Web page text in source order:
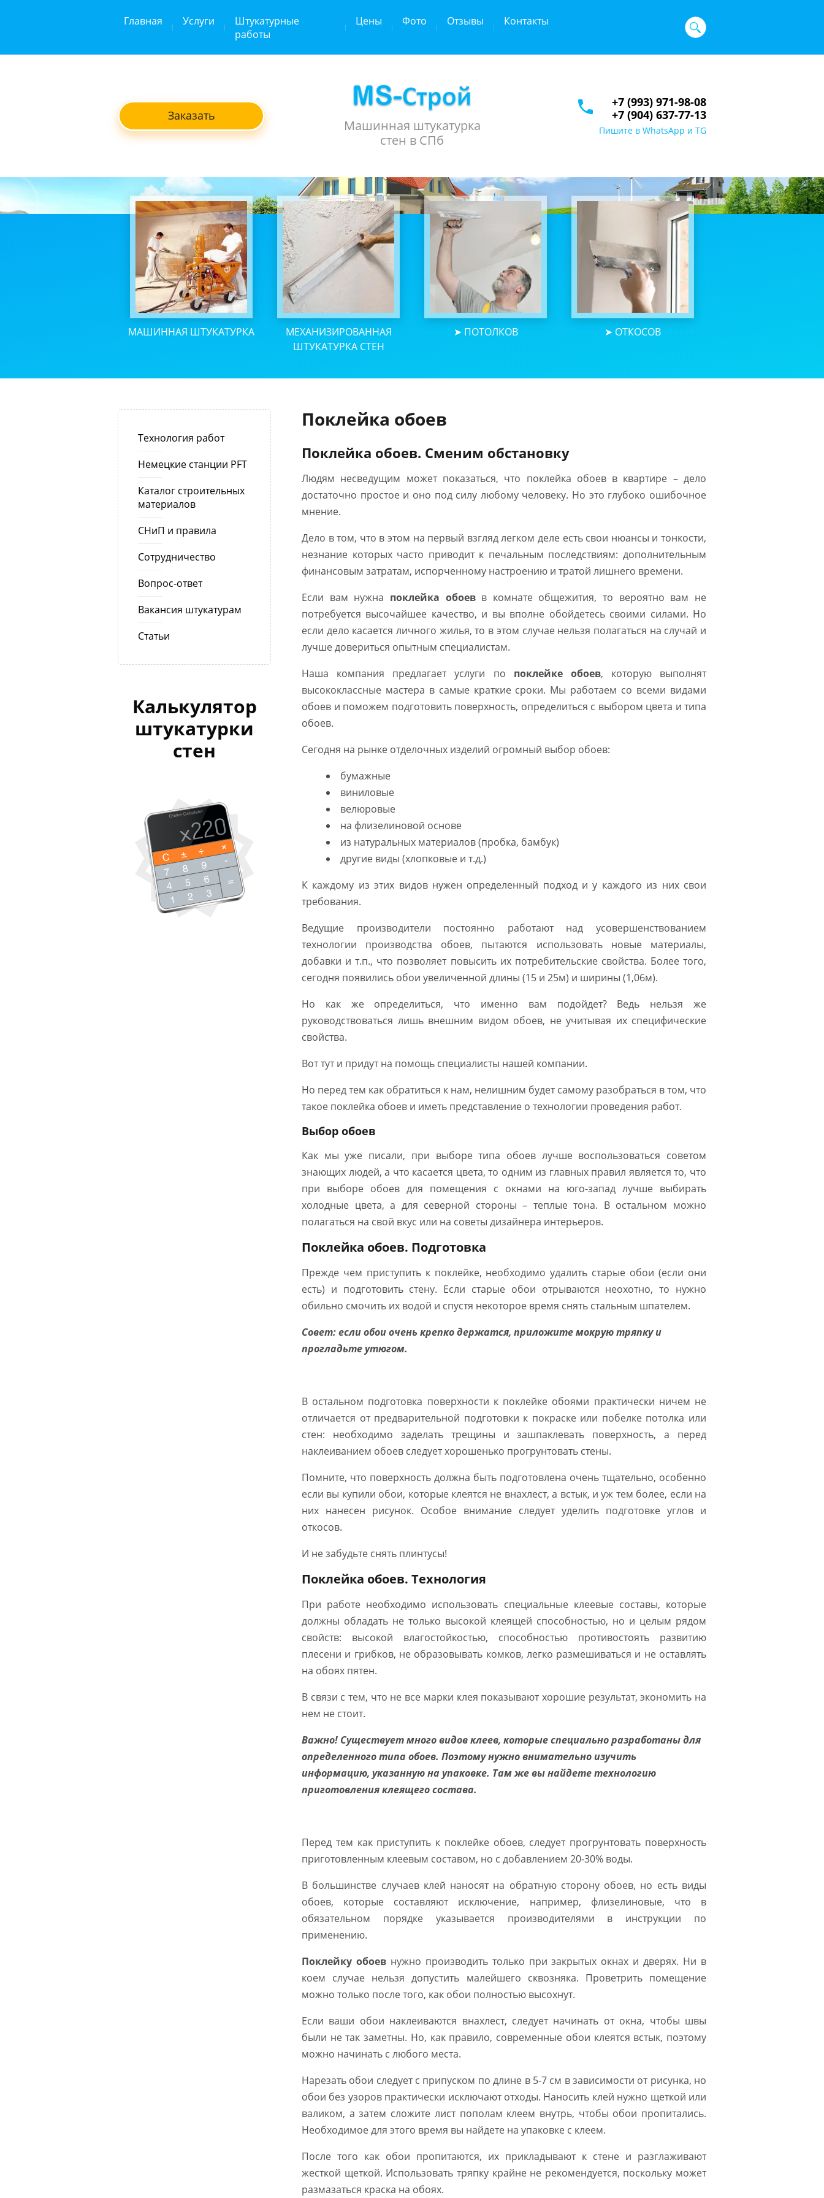
Главная Услуги
Штукатурные
работы
Цены Фото Отзывы Контакты
Машинная штукатурка
стен в СПб
Заказать
+7 (993) 971-98-08
+7 (904) 637-77-13
Пишите в WhatsApp и TG
МАШИННАЯ ШТУКАТУРКА
МЕХАНИЗИРОВАННАЯ
ШТУКАТУРКА СТЕН
➤ ПОТОЛКОВ ➤ ОТКОСОВ
Технология работ
Немецкие станции PFT
Каталог строительных
материалов
СНиП и правила
Сотрудничество
Вопрос-ответ
Вакансия штукатурам
Статьи
Калькулятор
штукатурки
стен
Поклейка обоев
Поклейка обоев. Сменим обстановку
Людям несведущим может показаться, что поклейка обоев в квартире – дело
достаточно простое и оно под силу любому человеку. Но это глубоко ошибочное
мнение.
Дело в том, что в этом на первый взгляд легком деле есть свои нюансы и тонкости,
незнание которых часто приводит к печальным последствиям: дополнительным
финансовым затратам, испорченному настроению и тратой лишнего времени.
Если вам нужна поклейка обоевв комнате общежития, то вероятно вам не
потребуется высочайшее качество, и вы вполне обойдетесь своими силами. Но
если дело касается личного жилья, то в этом случае нельзя полагаться на случай и
лучше довериться опытным специалистам.
Наша компания предлагает услуги по поклейке обоев, которую выполнят
высококлассные мастера в самые краткие сроки. Мы работаем со всеми видами
обоев и поможем подготовить поверхность, определиться с выбором цвета и типа
обоев.
Сегодня на рынке отделочных изделий огромный выбор обоев:
бумажные
виниловые
велюровые
на флизелиновой основе
из натуральных материалов (пробка, бамбук)
другие виды (хлопковые и т.д.)
К каждому из этих видов нужен определенный подход и у каждого из них свои
требования.
Ведущие производители постоянно работают над усовершенствованием
технологии производства обоев, пытаются использовать новые материалы,
добавки и т.п., что позволяет повысить их потребительские свойства. Более того,
сегодня появились обои увеличенной длины (15 и 25м) и ширины (1,06м).
Но как же определиться, что именно вам подойдет? Ведь нельзя же
руководствоваться лишь внешним видом обоев, не учитывая их специфические
свойства.
Вот тут и придут на помощь специалисты нашей компании.
Но перед тем как обратиться к нам, нелишним будет самому разобраться в том, что
такое поклейка обоев и иметь представление о технологии проведения работ.
Выбор обоев
Как мы уже писали, при выборе типа обоев лучше воспользоваться советом
знающих людей, а что касается цвета, то одним из главных правил является то, что
при выборе обоев для помещения с окнами на юго-запад лучше выбирать
холодные цвета, а для северной стороны – теплые тона. В остальном можно
полагаться на свой вкус или на советы дизайнера интерьеров.
Поклейка обоев. Подготовка
Прежде чем приступить к поклейке, необходимо удалить старые обои (если они
есть) и подготовить стену. Если старые обои отрываются неохотно, то нужно
обильно смочить их водой и спустя некоторое время снять стальным шпателем.
Совет: если обои очень крепко держатся, приложите мокрую тряпку и
прогладьте утюгом.
В остальном подготовка поверхности к поклейке обоями практически ничем не
отличается от предварительной подготовки к покраске или побелке потолка или
стен: необходимо заделать трещины и зашпаклевать поверхность, а перед
наклеиванием обоев следует хорошенько прогрунтовать стены.
Помните, что поверхность должна быть подготовлена очень тщательно, особенно
если вы купили обои, которые клеятся не внахлест, а встык, и уж тем более, если на
них нанесен рисунок. Особое внимание следует уделить подготовке углов и
откосов.
И не забудьте снять плинтусы!
Поклейка обоев. Технология
При работе необходимо использовать специальные клеевые составы, которые
должны обладать не только высокой клеящей способностью, но и целым рядом
свойств: высокой влагостойкостью, способностью противостоять развитию
плесени и грибков, не образовывать комков, легко размешиваться и не оставлять
на обоях пятен.
В связи с тем, что не все марки клея показывают хорошие результат, экономить на
нем не стоит.
Важно! Существует много видов клеев, которые специально разработаны для
определенного типа обоев. Поэтому нужно внимательно изучить
информацию, указанную на упаковке. Там же вы найдете технологию
приготовления клеящего состава.
Перед тем как приступить к поклейке обоев, следует прогрунтовать поверхность
приготовленным клеевым составом, но с добавлением 20-30% воды.
В большинстве случаев клей наносят на обратную сторону обоев, но есть виды
обоев, которые составляют исключение, например, флизелиновые, что в
обязательном порядке указывается производителями в инструкции по
применению.
Поклейку обоевнужно производить только при закрытых окнах и дверях. Ни в
коем случае нельзя допустить малейшего сквозняка. Проветрить помещение
можно только после того, как обои полностью высохнут.
Если ваши обои наклеиваются внахлест, следует начинать от окна, чтобы швы
были не так заметны. Но, как правило, современные обои клеятся встык, поэтому
можно начинать с любого места.
Нарезать обои следует с припуском по длине в 5-7 см в зависимости от рисунка, но
обои без узоров практически исключают отходы. Наносить клей нужно щеткой или
валиком, а затем сложите лист пополам клеем внутрь, чтобы обои пропитались.
Необходимое для этого время вы найдете на упаковке с клеем.
После того как обои пропитаются, их прикладывают к стене и разглаживают
жесткой щеткой. Использовать тряпку крайне не рекомендуется, поскольку может
размазаться краска на обоях.